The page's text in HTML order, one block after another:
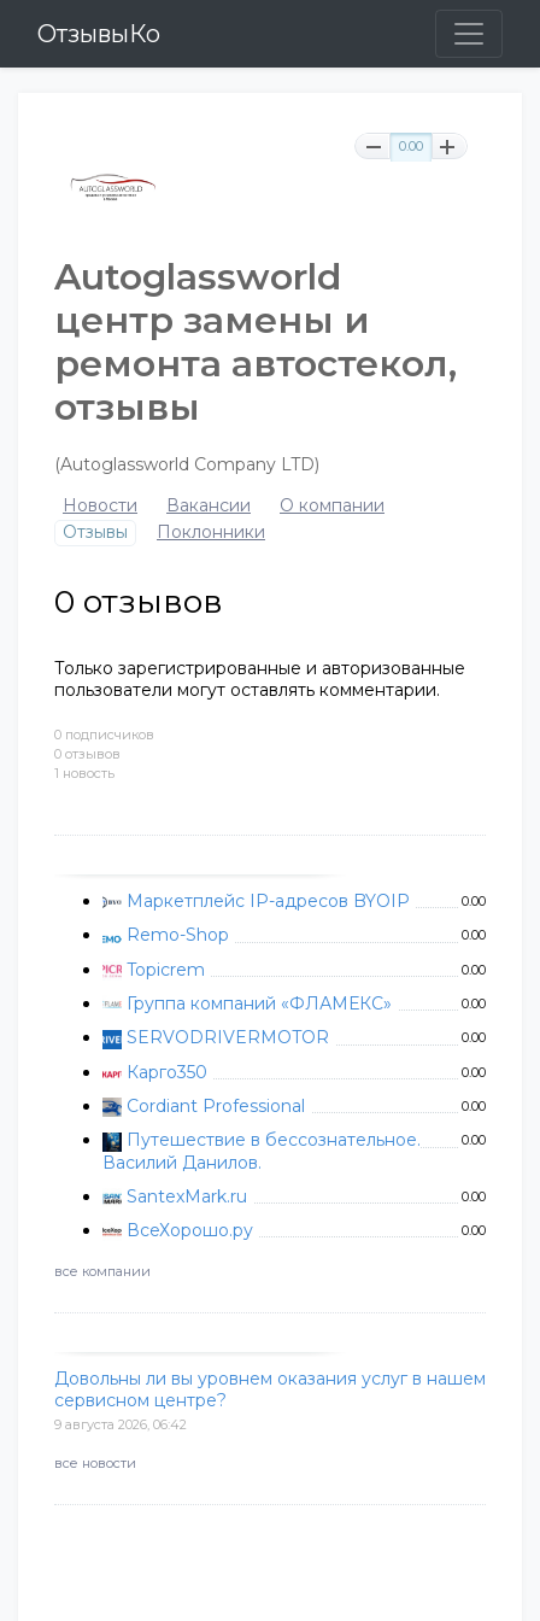
ОтзывыКо
0 подписчиков
0 отзывов
1 новость
Маркетплейс IP-адресов BYOIP 0.00
Remo-Shop 0.00
Topicrem 0.00
Группа компаний «ФЛАМЕКС» 0.00
SERVODRIVERMOTOR 0.00
Карго350 0.00
Cordiant Professional 0.00
Путешествие в бессознательное.
Василий Данилов.
0.00
SantexMark.ru 0.00
ВсеХорошо.ру 0.00
все компании
Довольны ли вы уровнем оказания услуг в нашем
сервисном центре?
9 августа 2026, 06:42
все новости
0.00
Autoglassworld
центр замены и
ремонта автостекол,
отзывы
(Autoglassworld Сompany LTD)
Новости
Вакансии
О компании
Отзывы
Поклонники
0 отзывов
Только зарегистрированные и авторизованные
пользователи могут оставлять комментарии.